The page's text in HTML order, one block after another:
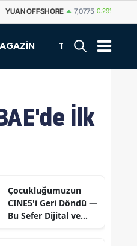
0.29% YUAN 7,0812 0.29%
TEKNOLOJİ
İlk
Çocukluğumuzun
CINE5'i Geri Döndü —
Bu Sefer Dijital ve